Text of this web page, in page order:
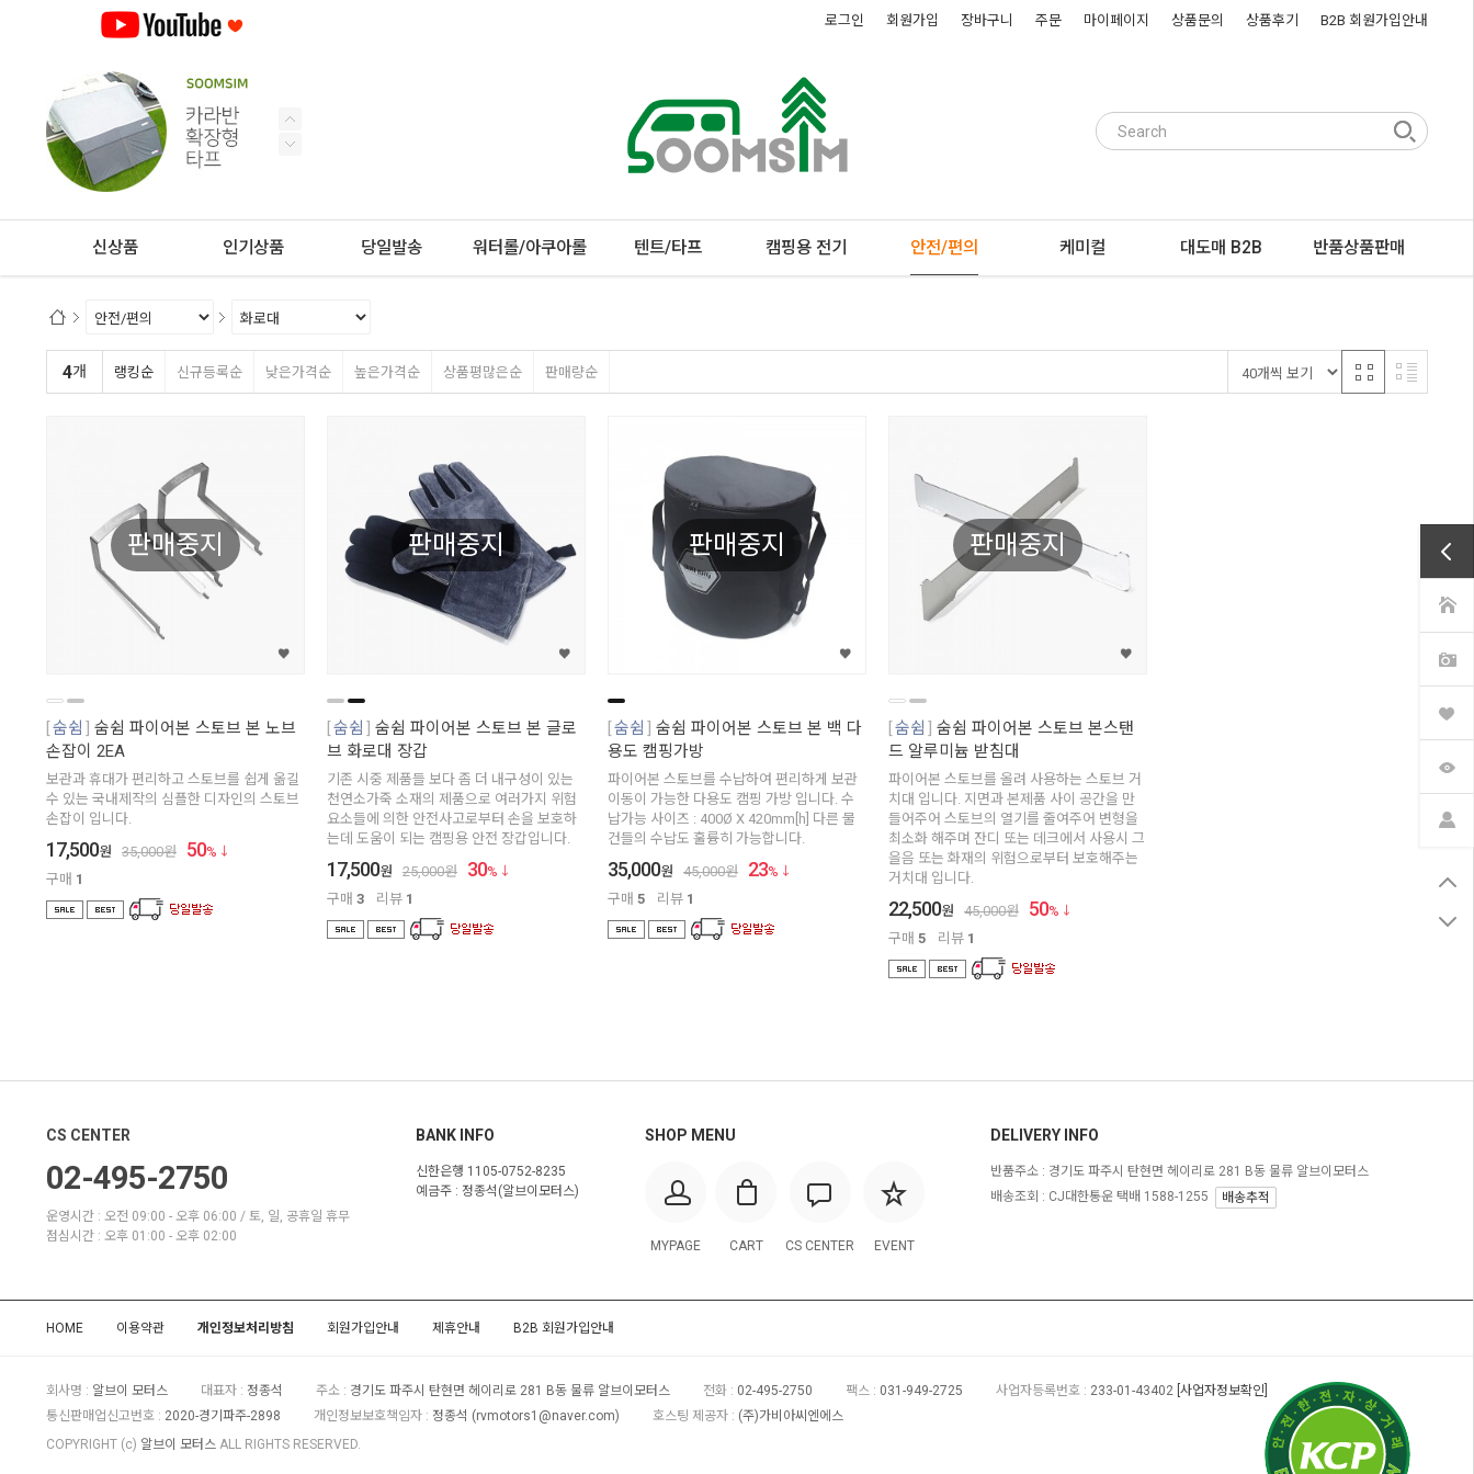
로그인 회원가입 장바구니 주문 마이페이지 상품문의 상품후기 B2B 회원가입안내
신상품 인기상품 당일발송 워터롤/아쿠아롤 텐트/타프 캠핑용 전기 안전/편의 케미컬 대도매 B2B 반품상품판매
4개 랭킹순 신규등록순 낮은가격순 높은가격순 상품평많은순 판매량순
판매중지
숨쉼
숨쉼 파이어본 스토브 본 노브
손잡이 2EA
보관과 휴대가 편리하고 스토브를 쉽게 옮길
수 있는 국내제작의 심플한 디자인의 스토브
손잡이 입니다.
17,500원 35,000원 50%
구매 1
판매중지
숨쉼
숨쉼 파이어본 스토브 본 글로
브 화로대 장갑
기존 시중 제품들 보다 좀 더 내구성이 있는
천연소가죽 소재의 제품으로 여러가지 위험
요소들에 의한 안전사고로부터 손을 보호하
는데 도움이 되는 캠핑용 안전 장갑입니다.
17,500원 25,000원 30%
구매 3 리뷰 1
판매중지
숨쉼
숨쉼 파이어본 스토브 본 백 다
용도 캠핑가방
파이어본 스토브를 수납하여 편리하게 보관
이동이 가능한 다용도 캠핑 가방 입니다. 수
납가능 사이즈 : 400Ø X 420mm[h] 다른 물
건들의 수납도 훌륭히 가능합니다.
35,000원 45,000원 23%
구매 5 리뷰 1
판매중지
숨쉼
숨쉼 파이어본 스토브 본스탠
드 알루미늄 받침대
파이어본 스토브를 올려 사용하는 스토브 거
치대 입니다. 지면과 본제품 사이 공간을 만
들어주어 스토브의 열기를 줄여주어 변형을
최소화 해주며 잔디 또는 데크에서 사용시 그
을음 또는 화재의 위험으로부터 보호해주는
거치대 입니다.
22,500원 45,000원 50%
구매 5 리뷰 1
CS CENTER
02-495-2750
운영시간 : 오전 09:00 - 오후 06:00 / 토, 일, 공휴일 휴무
점심시간 : 오후 01:00 - 오후 02:00
BANK INFO
신한은행 1105-0752-8235
예금주 : 정종석(알브이모터스)
SHOP MENU
MYPAGE CART CS CENTER EVENT
DELIVERY INFO
반품주소 : 경기도 파주시 탄현면 헤이리로 281 B동 물류 알브이모터스
배송조회 : CJ대한통운 택배 1588-1255
배송추적
HOME 이용약관 개인정보처리방침 회원가입안내 제휴안내 B2B 회원가입안내
회사명 : 알브이 모터스 대표자 : 정종석 주소 : 경기도 파주시 탄현면 헤이리로 281 B동 물류 알브이모터스 전화 : 02-495-2750 팩스 : 031-949-2725 사업자등록번호 : 233-01-43402 [사업자정보확인]
통신판매업신고번호 : 2020-경기파주-2898 개인정보보호책임자 : 정종석 (rvmotors1@naver.com) 호스팅 제공자 : (주)가비아씨엔에스
COPYRIGHT (c) 알브이 모터스 ALL RIGHTS RESERVED.